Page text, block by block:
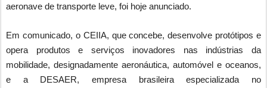
aeronave de transporte leve, foi hoje anunciado.
Em comunicado, o CEIIA, que concebe, desenvolve protótipos e
opera produtos e serviços inovadores nas indústrias da
mobilidade, designadamente aeronáutica, automóvel e oceanos,
e a DESAER, empresa brasileira especializada no